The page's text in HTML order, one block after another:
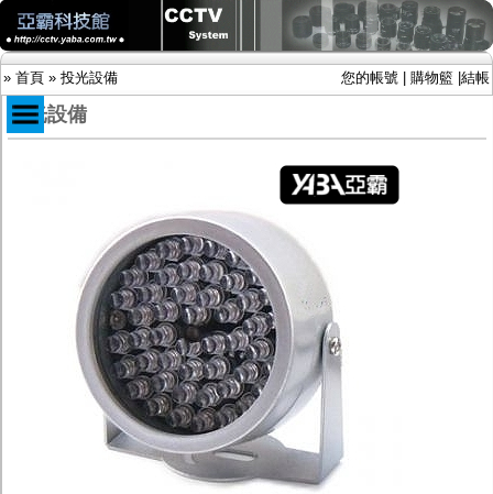
» 首頁 » 投光設備 您的帳號 購物籃 結帳
IP網路攝影機及錄放影機
AHD DVR數位錄放影機
AHD半球型(適用屋內)
AHD中小型紅外線攝影機(適用騎樓、室內外)
AHD防護罩型攝影機(適用屋外，紅外線照射
AHD特殊功能型攝影機
旋轉型攝影機.旋轉台
傳統高解析攝影機
投光設備